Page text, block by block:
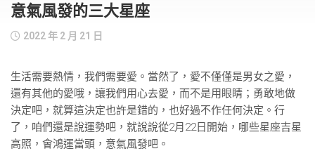
意氣風發的三大星座
2022 年 2 月 21 日
生活需要熱情，我們需要愛。當然了，愛不僅僅是男女之愛，
還有其他的愛哦，讓我們用心去愛，而不是用眼睛；勇敢地做
決定吧，就算這決定也許是錯的，也好過不作任何決定。行
了，咱們還是說運勢吧，就說說從2月22日開始，哪些星座吉星
高照，會鴻運當頭，意氣風發吧。